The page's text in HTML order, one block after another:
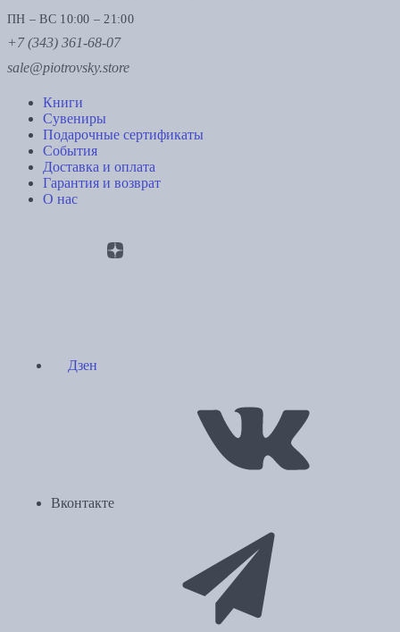
ПН – ВС 10:00 – 21:00
+7 (343) 361-68-07
sale@piotrovsky.store
Книги
Сувениры
Подарочные сертификаты
События
Доставка и оплата
Гарантия и возврат
О нас
Дзен
Вконтакте